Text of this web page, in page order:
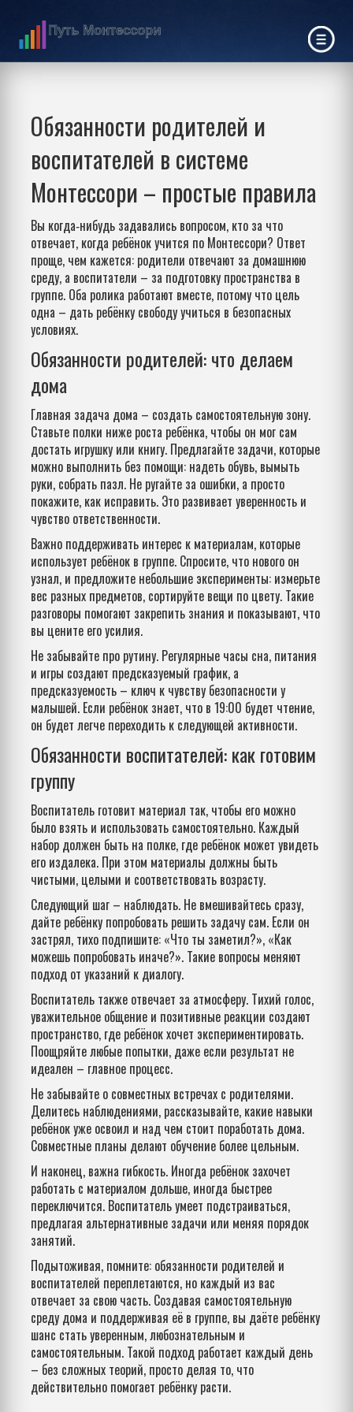
Обязанности родителей и
воспитателей в системе
Монтессори – простые правила
Вы когда‑нибудь задавались вопросом, кто за что
отвечает, когда ребёнок учится по Монтессори? Ответ
проще, чем кажется: родители отвечают за домашнюю
среду, а воспитатели – за подготовку пространства в
группе. Оба ролика работают вместе, потому что цель
одна – дать ребёнку свободу учиться в безопасных
условиях.
Обязанности родителей: что делаем
дома
Главная задача дома – создать самостоятельную зону.
Ставьте полки ниже роста ребёнка, чтобы он мог сам
достать игрушку или книгу. Предлагайте задачи, которые
можно выполнить без помощи: надеть обувь, вымыть
руки, собрать пазл. Не ругайте за ошибки, а просто
покажите, как исправить. Это развивает уверенность и
чувство ответственности.
Важно поддерживать интерес к материалам, которые
использует ребёнок в группе. Спросите, что нового он
узнал, и предложите небольшие эксперименты: измерьте
вес разных предметов, сортируйте вещи по цвету. Такие
разговоры помогают закрепить знания и показывают, что
вы цените его усилия.
Не забывайте про рутину. Регулярные часы сна, питания
и игры создают предсказуемый график, а
предсказуемость – ключ к чувству безопасности у
малышей. Если ребёнок знает, что в 19:00 будет чтение,
он будет легче переходить к следующей активности.
Обязанности воспитателей: как готовим
группу
Воспитатель готовит материал так, чтобы его можно
было взять и использовать самостоятельно. Каждый
набор должен быть на полке, где ребёнок может увидеть
его издалека. При этом материалы должны быть
чистыми, целыми и соответствовать возрасту.
Следующий шаг – наблюдать. Не вмешивайтесь сразу,
дайте ребёнку попробовать решить задачу сам. Если он
застрял, тихо подпишите: «Что ты заметил?», «Как
можешь попробовать иначе?». Такие вопросы меняют
подход от указаний к диалогу.
Воспитатель также отвечает за атмосферу. Тихий голос,
уважительное общение и позитивные реакции создают
пространство, где ребёнок хочет экспериментировать.
Поощряйте любые попытки, даже если результат не
идеален – главное процесс.
Не забывайте о совместных встречах с родителями.
Делитесь наблюдениями, рассказывайте, какие навыки
ребёнок уже освоил и над чем стоит поработать дома.
Совместные планы делают обучение более цельным.
И наконец, важна гибкость. Иногда ребёнок захочет
работать с материалом дольше, иногда быстрее
переключится. Воспитатель умеет подстраиваться,
предлагая альтернативные задачи или меняя порядок
занятий.
Подытоживая, помните: обязанности родителей и
воспитателей переплетаются, но каждый из вас
отвечает за свою часть. Создавая самостоятельную
среду дома и поддерживая её в группе, вы даёте ребёнку
шанс стать уверенным, любознательным и
самостоятельным. Такой подход работает каждый день
– без сложных теорий, просто делая то, что
действительно помогает ребёнку расти.